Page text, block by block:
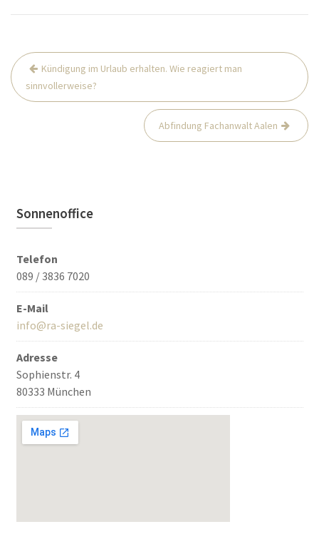
Beitrags-
Navigation
Kündigung im Urlaub erhalten. Wie reagiert man
sinnvollerweise?
Abfindung Fachanwalt Aalen
Sonnenoffice
Telefon
089 / 3836 7020
E-Mail
info@ra-siegel.de
Adresse
Sophienstr. 4
80333 München